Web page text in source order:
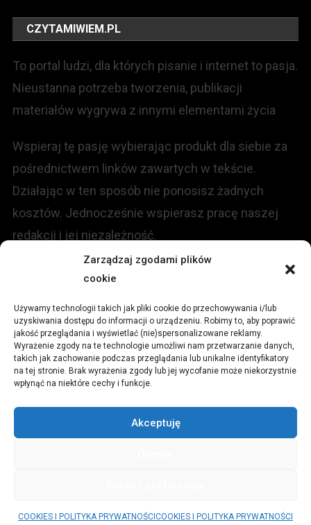
Zarządzaj zgodami plików
cookie
Używamy technologii takich jak pliki cookie do przechowywania i/lub
uzyskiwania dostępu do informacji o urządzeniu. Robimy to, aby poprawić
jakość przeglądania i wyświetlać (nie)spersonalizowane reklamy.
Wyrażenie zgody na te technologie umożliwi nam przetwarzanie danych,
takich jak zachowanie podczas przeglądania lub unikalne identyfikatory
na tej stronie. Brak wyrażenia zgody lub jej wycofanie może niekorzystnie
wpłynąć na niektóre cechy i funkcje.
Akceptuję
COOKIES I POLITYKA PRYWATNOŚCI COOKIES I POLITYKA PRYWATNOŚCI
CZYTAMIWIEM.PL
To portal ludzi, dla których pisanie i internet to pasja.
Nieustanna potrzeba tworzenia, publikacji
materiałów wygrywa z innymi elementami życia
Wspieraj tę pasję wybierając produkt dla siebie za
pośrednictwem linków zawartych w tekście.
Działając w ten sposób nie ponosisz żadnych
kosztów. Jednocześnie wspierasz pracę naszej
redakcji i jej niezależność.
Redakcja portalu:
ul.Stara 13, 42-600 Tarnowskie Góry
TEL:+48 509 547 822
redakcja@czytamiwiem.pl
PARTNERZY
COOKIES I POLITYKA PRYWATNOŚCI REKLAMA